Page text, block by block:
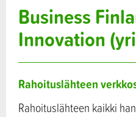
Business
Innovation
Rahoituslähteen
Rahoituslähteen kaikki